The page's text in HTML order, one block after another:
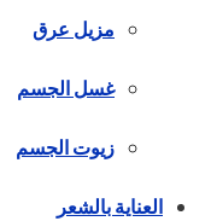
مزيل عرق
غسل الجسم
زيوت الجسم
العناية بالشعر